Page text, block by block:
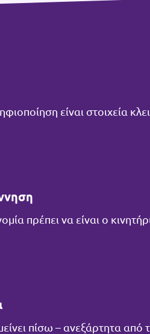
είναι στοιχεία
πρέπει να είναι ο
πίσω – ανεξάρτητα